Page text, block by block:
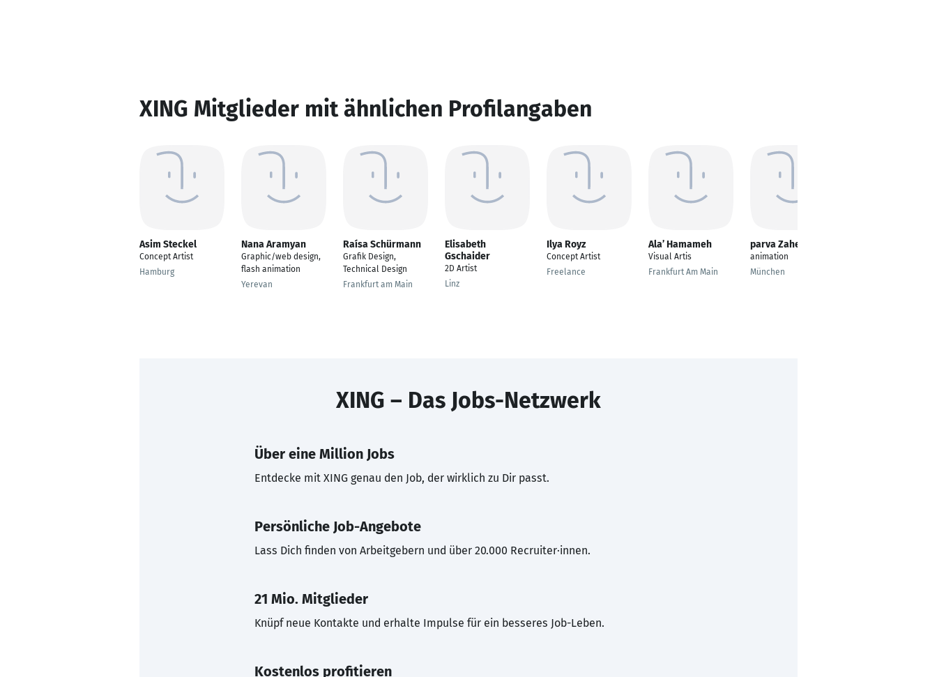
XING Mitglieder mit ähnlichen Profilangaben
Asim Steckel
Concept Artist
Hamburg
Nana Aramyan
Graphic/web design,
flash animation
Yerevan
Raísa Schürmann
Grafik Design,
Technical Design
Frankfurt am Main
Elisabeth
Gschaider
2D Artist
Linz
Ilya Royz
Concept Artist
Freelance
Ala’ Hamameh
Visual Artis
Frankfurt Am Main
parva Zahed
animation
München
XING – Das Jobs-Netzwerk
Über eine Million Jobs
Entdecke mit XING genau den Job, der wirklich zu Dir passt.
Persönliche Job-Angebote
Lass Dich finden von Arbeitgebern und über 20.000 Recruiter·innen.
21 Mio. Mitglieder
Knüpf neue Kontakte und erhalte Impulse für ein besseres Job-Leben.
Kostenlos profitieren